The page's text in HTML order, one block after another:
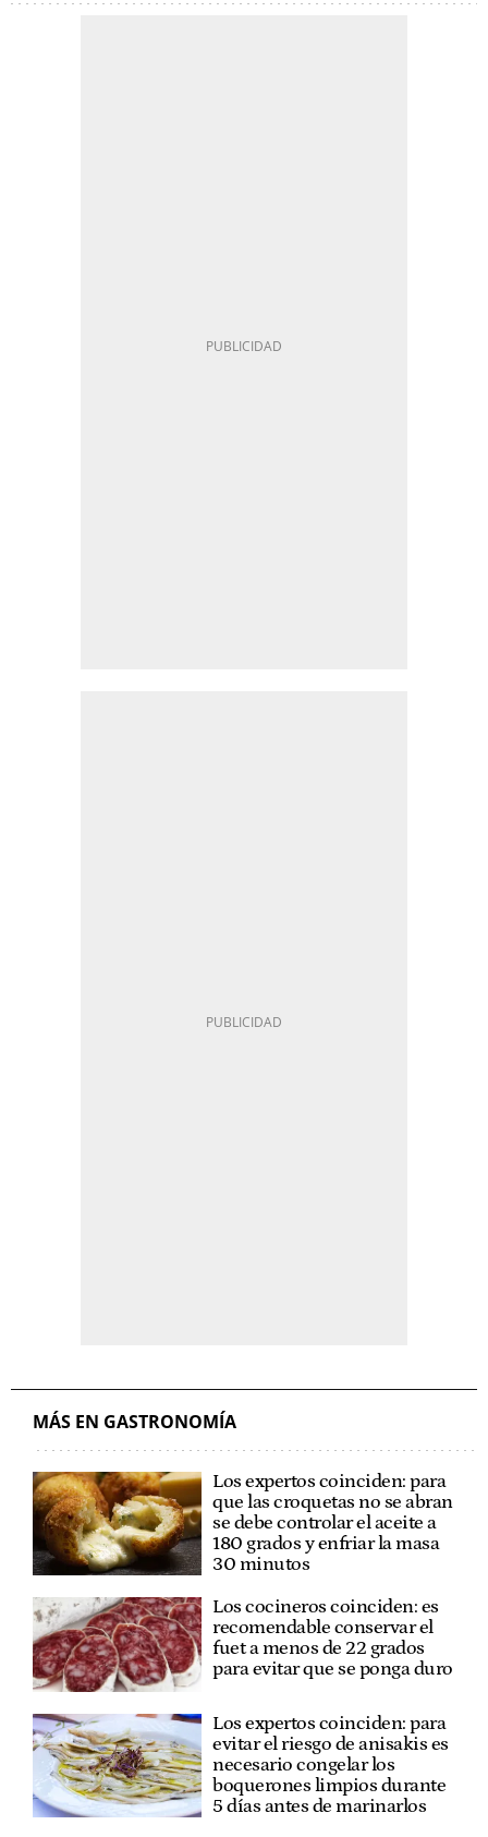
MÁS EN GASTRONOMÍA
Los expertos coinciden: para
que las croquetas no se abran
se debe controlar el aceite a
180 grados y enfriar la masa
30 minutos
Los cocineros coinciden: es
recomendable conservar el
fuet a menos de 22 grados
para evitar que se ponga duro
Los expertos coinciden: para
evitar el riesgo de anisakis es
necesario congelar los
boquerones limpios durante
5 días antes de marinarlos